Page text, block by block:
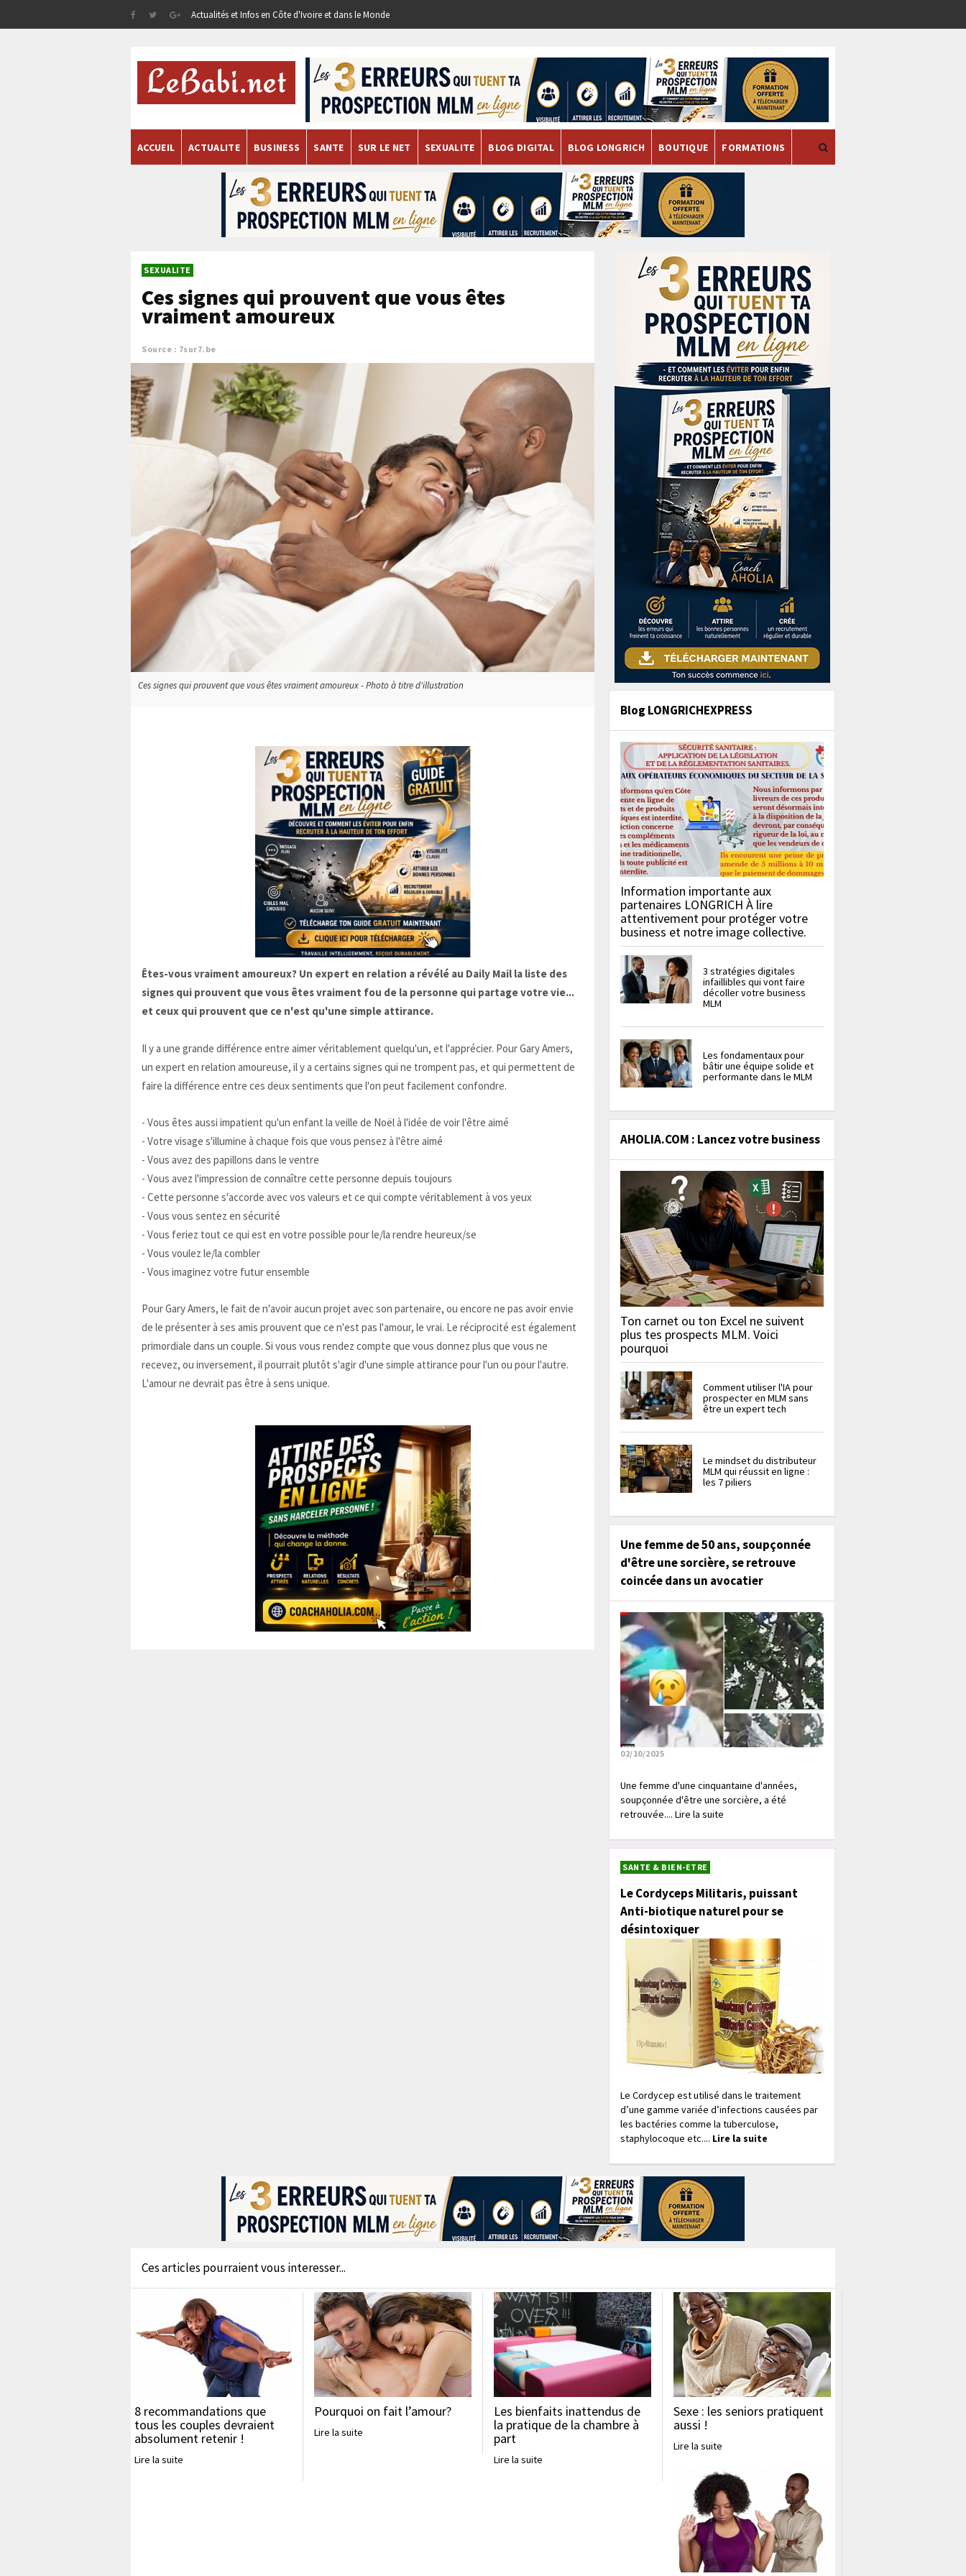
Actualités et Infos en Côte d'Ivoire et dans le Monde
ACCUEIL ACTUALITE BUSINESS SANTE SUR LE NET SEXUALITE BLOG DIGITAL BLOG LONGRICH BOUTIQUE FORMATIONS
SEXUALITE
Ces signes qui prouvent que vous êtes
vraiment amoureux
Source : 7sur7.be
Ces signes qui prouvent que vous êtes vraiment amoureux - Photo à titre d'illustration
Êtes-vous vraiment amoureux? Un expert en relation a révélé au Daily Mail la liste des
signes qui prouvent que vous êtes vraiment fou de la personne qui partage votre vie...
et ceux qui prouvent que ce n'est qu'une simple attirance.
Il y a une grande différence entre aimer véritablement quelqu'un, et l'apprécier. Pour Gary Amers,
un expert en relation amoureuse, il y a certains signes qui ne trompent pas, et qui permettent de
faire la différence entre ces deux sentiments que l'on peut facilement confondre.
- Vous êtes aussi impatient qu'un enfant la veille de Noël à l'idée de voir l'être aimé
- Votre visage s'illumine à chaque fois que vous pensez à l'être aimé
- Vous avez des papillons dans le ventre
- Vous avez l'impression de connaître cette personne depuis toujours
- Cette personne s'accorde avec vos valeurs et ce qui compte véritablement à vos yeux
- Vous vous sentez en sécurité
- Vous feriez tout ce qui est en votre possible pour le/la rendre heureux/se
- Vous voulez le/la combler
- Vous imaginez votre futur ensemble
Pour Gary Amers, le fait de n'avoir aucun projet avec son partenaire, ou encore ne pas avoir envie
de le présenter à ses amis prouvent que ce n'est pas l'amour, le vrai. Le réciprocité est également
primordiale dans un couple. Si vous vous rendez compte que vous donnez plus que vous ne
recevez, ou inversement, il pourrait plutôt s'agir d'une simple attirance pour l'un ou pour l'autre.
L'amour ne devrait pas être à sens unique.
Blog LONGRICHEXPRESS
Information importante aux
partenaires LONGRICH À lire
attentivement pour protéger votre
business et notre image collective.
3 stratégies digitales
infaillibles qui vont faire
décoller votre business
MLM
Les fondamentaux pour
bâtir une équipe solide et
performante dans le MLM
AHOLIA.COM : Lancez votre business
Ton carnet ou ton Excel ne suivent
plus tes prospects MLM. Voici
pourquoi
Comment utiliser l'IA pour
prospecter en MLM sans
être un expert tech
Le mindset du distributeur
MLM qui réussit en ligne :
les 7 piliers
Une femme de 50 ans, soupçonnée
d'être une sorcière, se retrouve
coincée dans un avocatier
02/10/2025
Une femme d'une cinquantaine d'années,
soupçonnée d'être une sorcière, a été
retrouvée.... Lire la suite
SANTE & BIEN-ETRE
Le Cordyceps Militaris, puissant
Anti-biotique naturel pour se
désintoxiquer
Le Cordycep est utilisé dans le traitement
d’une gamme variée d’infections causées par
les bactéries comme la tuberculose,
staphylocoque etc.... Lire la suite
Ces articles pourraient vous interesser...
8 recommandations que
tous les couples devraient
absolument retenir !
Lire la suite
Pourquoi on fait l’amour?
Lire la suite
Les bienfaits inattendus de
la pratique de la chambre à
part
Lire la suite
Sexe : les seniors pratiquent
aussi !
Lire la suite